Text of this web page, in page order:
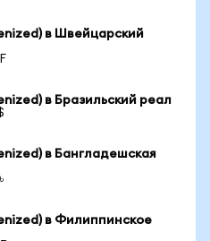
в Швейцарский
в Бразильский реал
в Бангладешская
в Филиппинское